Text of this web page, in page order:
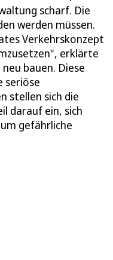
scharf. Die
werden müssen.
Verkehrskonzept
erklärte
bauen. Diese
seriöse
stellen sich die
darauf ein, sich
gefährliche